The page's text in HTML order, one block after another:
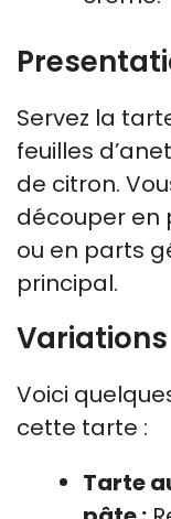
Servez la
feuilles
de citron.
découper en
ou en parts
principal.
Variations
Voici
cette tarte :
Tarte